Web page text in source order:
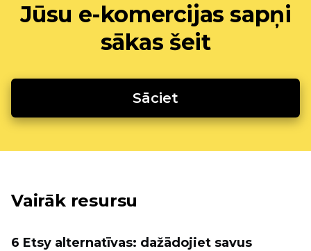
Jūsu e-komercijas sapņi
sākas šeit
Sāciet
Vairāk resursu
6 Etsy alternatīvas: dažādojiet savus